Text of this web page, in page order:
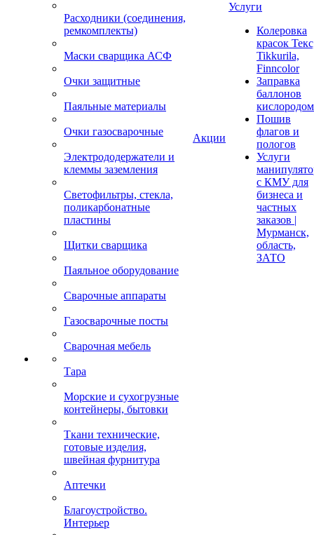
Расходники (соединения,
ремкомплекты)
Маски сварщика АСФ
Очки защитные
Паяльные материалы
Очки газосварочные
Электрододержатели и
клеммы заземления
Светофильтры, стекла,
поликарбонатные
пластины
Щитки сварщика
Паяльное оборудование
Сварочные аппараты
Газосварочные посты
Сварочная мебель
Тара
Морские и сухогрузные
контейнеры, бытовки
Ткани технические,
готовые изделия,
швейная фурнитура
Аптечки
Благоустройство.
Интерьер
Акции
Услуги
Колеровка
красок
Tikkurila,
Finncolor
Заправка
баллонов
кислородом
Пошив
флагов и
пологов
Услуги
с КМУ для
бизнеса и
частных
заказов |
Мурманск,
область,
ЗАТО